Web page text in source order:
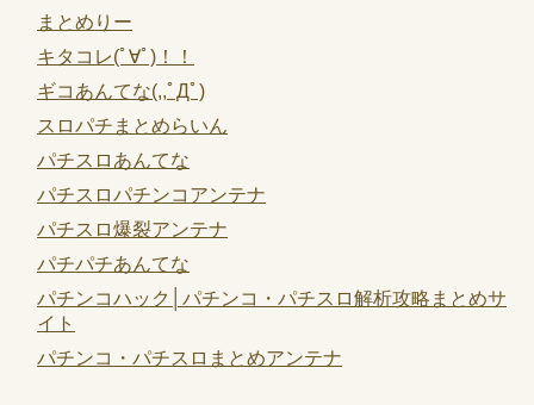
まとめりー
キタコレ(ﾟ∀ﾟ)！！
ギコあんてな(,,ﾟДﾟ)
スロパチまとめらいん
パチスロあんてな
パチスロパチンコアンテナ
パチスロ爆裂アンテナ
パチパチあんてな
パチンコハック│パチンコ・パチスロ解析攻略まとめサ
イト
パチンコ・パチスロまとめアンテナ